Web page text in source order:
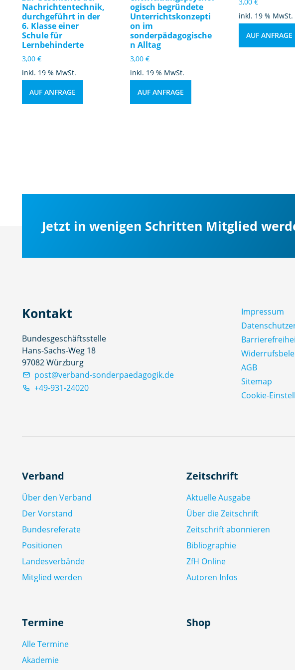
Nachrichtentechnik,
durchgeführt in der
6. Klasse einer
Schule für
Lernbehinderte
3,00 €
inkl. 19 % MwSt.
AUF ANFRAGE
ogisch begründete
Unterrichtskonzepti
on im
sonderpädagogische
n Alltag
3,00€
inkl. 19 % MwSt.
AUF ANFRAGE
inkl. 19 % MwSt.
AUF ANFRAGE
Jetzt in wenigen Schritten Mitglied
Kontakt
Bundesgeschäftsstelle
Hans-Sachs-Weg 18
97082 Würzburg
post@verband-sonderpaedagogik.de
+49-931-24020
Impressum
AGB
Sitemap
Cookie-
Verband
Über den Verband
Der Vorstand
Bundesreferate
Positionen
Landesverbände
Mitglied werden
Zeitschrift
Aktuelle Ausgabe
Über die Zeitschrift
Zeitschrift abonnieren
Bibliographie
ZfH Online
Autoren Infos
Termine
Alle Termine
Akademie
Shop